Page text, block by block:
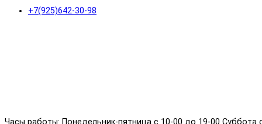
+7(925)642-30-98